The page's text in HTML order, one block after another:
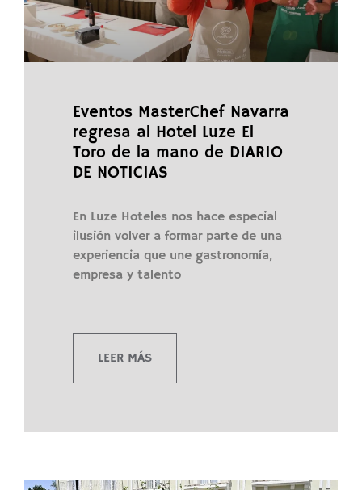
Eventos MasterChef Navarra
regresa al Hotel Luze El
Toro de la mano de DIARIO
DE NOTICIAS
En Luze Hoteles nos hace especial
ilusión volver a formar parte de una
experiencia que une gastronomía,
empresa y talento
LEER MÁS